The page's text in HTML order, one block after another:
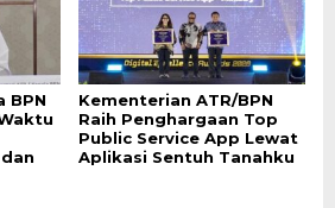
BPN
Kementerian ATR/BPN
Raih Penghargaan Top
Public Service App Lewat
Aplikasi Sentuh Tanahku